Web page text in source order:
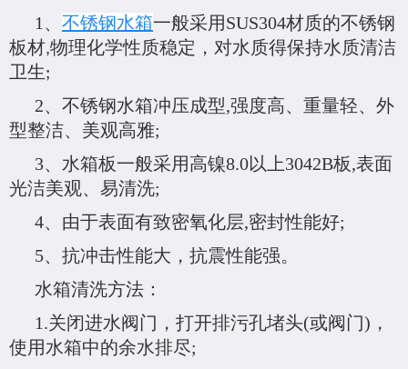
1 、 不锈钢水箱一般采用SUS304材质的不锈钢
板材,物理化学性质稳定，对水质得保持水质清洁
卫生;
2、不锈钢水箱冲压成型,强度高、重量轻、外
型整洁、美观高雅;
3、水箱板一般采用高镍8.0以上3042B板,表面
光洁美观、易清洗;
4、由于表面有致密氧化层,密封性能好;
5、抗冲击性能大，抗震性能强。
水箱清洗方法：
1.关闭进水阀门，打开排污孔堵头(或阀门) ，
使用水箱中的余水排尽;